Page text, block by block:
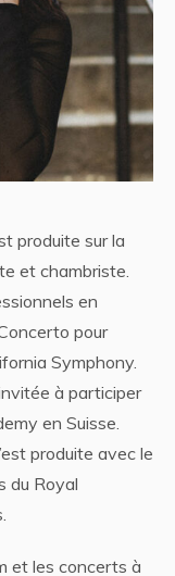
produite sur la
et chambriste.
en
pour
Symphony.
à participer
en Suisse.
produite avec le
du Royal
et les concerts à